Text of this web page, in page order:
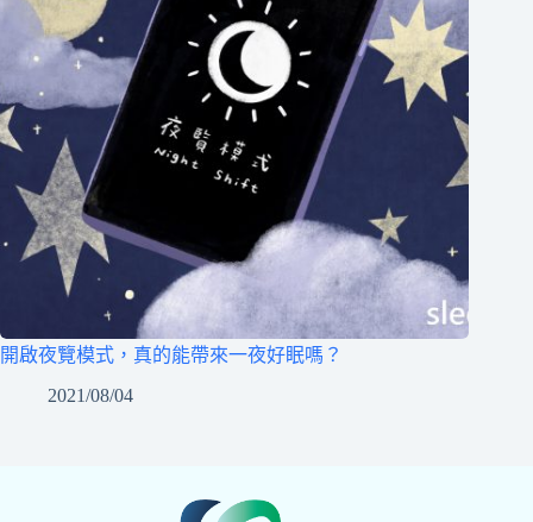
開啟夜覽模式，真的能帶來一夜好眠嗎？
2021/08/04